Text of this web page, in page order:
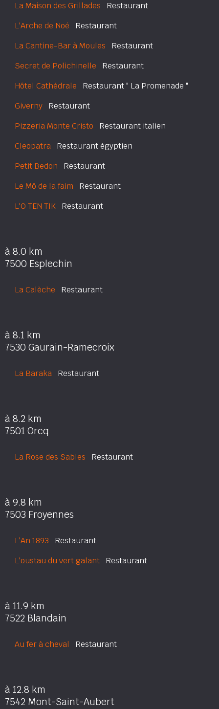
La Maison des Grillades Restaurant
L'Arche de Noé Restaurant
La Cantine-Bar à Moules Restaurant
Secret de Polichinelle Restaurant
Hôtel Cathédrale Restaurant " La Promenade "
Giverny Restaurant
Pizzeria Monte Cristo Restaurant italien
Cleopatra Restaurant égyptien
Petit Bedon Restaurant
Le Mô de la faim Restaurant
L'O TEN TIK Restaurant
à 8.0 km
7500 Esplechin
La Calèche Restaurant
à 8.1 km
7530 Gaurain-Ramecroix
La Baraka Restaurant
à 8.2 km
7501 Orcq
La Rose des Sables Restaurant
à 9.8 km
7503 Froyennes
L'An 1893 Restaurant
L'oustau du vert galant Restaurant
à 11.9 km
7522 Blandain
Au fer à cheval Restaurant
à 12.8 km
7542 Mont-Saint-Aubert